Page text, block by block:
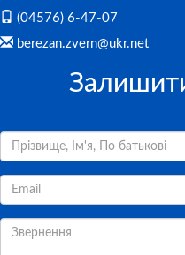
(04576) 6-47-07
berezan.zvern@ukr.net